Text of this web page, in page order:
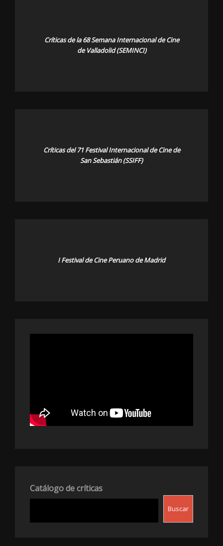
Críticas de la 68 Semana Internacional de Cine
de Valladolid (SEMINCI)
Críticas del 71 Festival Internacional de Cine de
San Sebastián (SSIFF)
I Festival de Cine Peruano de Madrid
Catálogo de críticas
Buscar